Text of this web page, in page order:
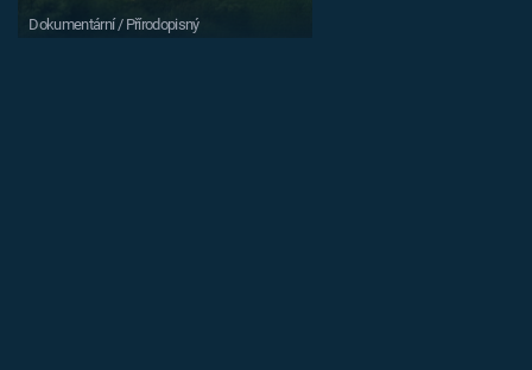
Dokumentární / Přírodopisný